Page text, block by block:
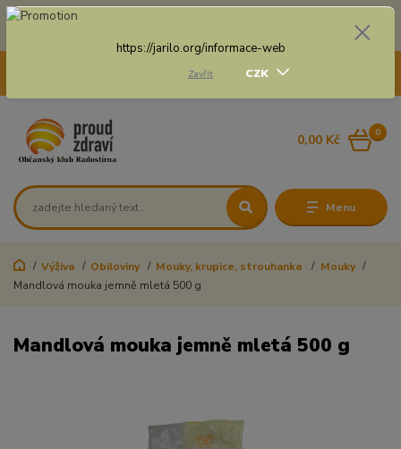
Doprava zdarma na některé druhy dopravy při nákupu
Menu
CZK
0
0,00 Kč
Výživa Obiloviny Mouky, krupice, strouhanka
Mouky
Mandlová mouka jemně mletá 500 g
Mandlová mouka jemně mletá 500 g
https://jarilo.org/informace-web
Zavřít